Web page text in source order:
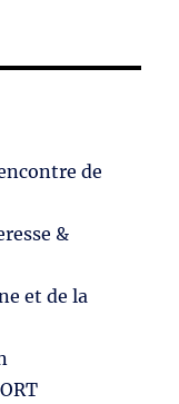
de
&
et de la